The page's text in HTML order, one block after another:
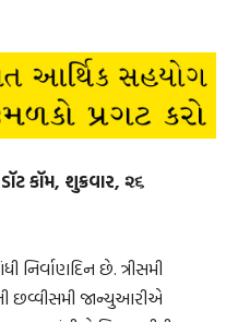
કૉમ, શુક્રવાર, ૨૬
નિર્વાણદિન છે. ત્રીસમી
છવ્વીસમી જાન્યુઆરીએ